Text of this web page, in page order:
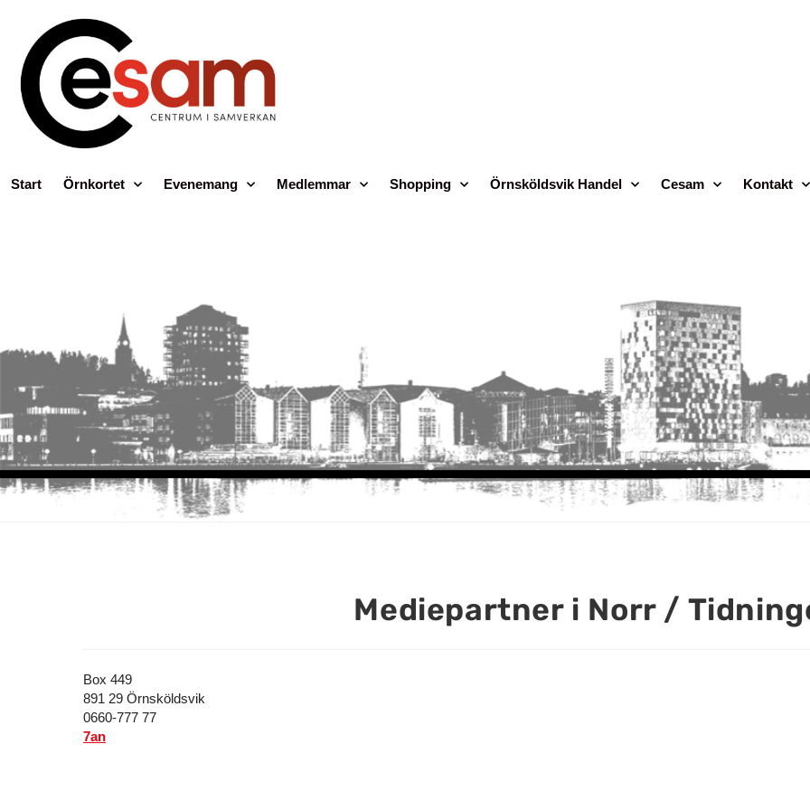
Start Örnkortet Evenemang Medlemmar Shopping Örnsköldsvik Handel Cesam Kontakt
Mediepartner i Norr /
Box 449
891 29 Örnsköldsvik
0660-777 77
7an